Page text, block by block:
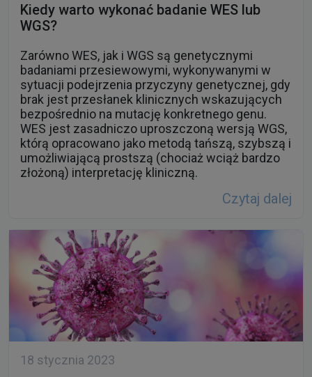
Kiedy warto wykonać badanie WES lub
WGS?
Zarówno WES, jak i WGS są genetycznymi
badaniami przesiewowymi, wykonywanymi w
sytuacji podejrzenia przyczyny genetycznej, gdy
brak jest przesłanek klinicznych wskazujących
bezpośrednio na mutację konkretnego genu.
WES jest zasadniczo uproszczoną wersją WGS,
którą opracowano jako metodą tańszą, szybszą i
umożliwiającą prostszą (chociaż wciąż bardzo
złożoną) interpretację kliniczną.
Czytaj dalej
18 stycznia 2023